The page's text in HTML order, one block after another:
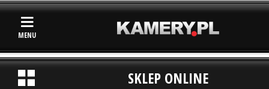
MENU
SKLEP ONLINE